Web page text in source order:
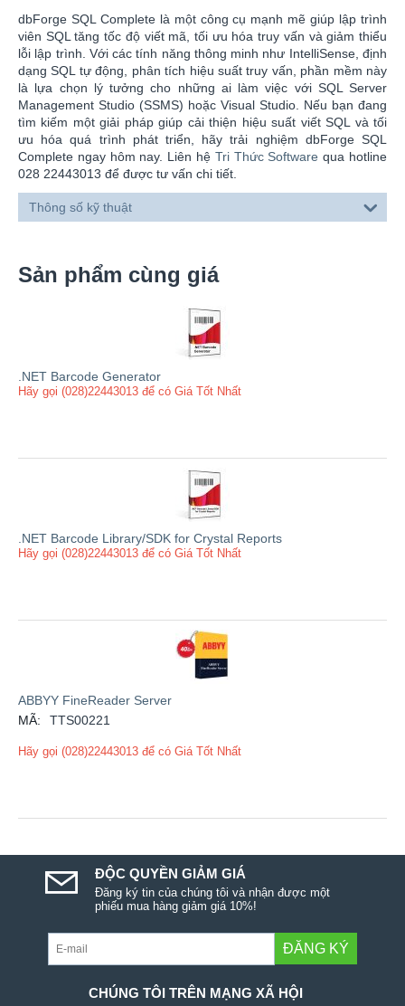
dbForge SQL Complete là một công cụ mạnh mẽ giúp lập trình
viên SQL tăng tốc độ viết mã, tối ưu hóa truy vấn và giảm thiểu
lỗi lập trình. Với các tính năng thông minh như IntelliSense, định
dạng SQL tự động, phân tích hiệu suất truy vấn, phần mềm này
là lựa chọn lý tưởng cho những ai làm việc với SQL Server
Management Studio (SSMS) hoặc Visual Studio. Nếu bạn đang
tìm kiếm một giải pháp giúp cải thiện hiệu suất viết SQL và tối
ưu hóa quá trình phát triển, hãy trải nghiệm dbForge SQL
Complete ngay hôm nay. Liên hệ Tri Thức Software qua hotline
028 22443013 để được tư vấn chi tiết.
Thông số kỹ thuật
Sản phẩm cùng giá
.NET Barcode Generator
Hãy gọi (028)22443013 để có Giá Tốt Nhất
.NET Barcode Library/SDK for Crystal Reports
Hãy gọi (028)22443013 để có Giá Tốt Nhất
ABBYY FineReader Server
MÃ:
TTS00221
Hãy gọi (028)22443013 để có Giá Tốt Nhất
ĐỘC QUYỀN GIẢM GIÁ
Đăng ký tin của chúng tôi và nhận được một
phiếu mua hàng giảm giá 10%!
ĐĂNG KÝ
CHÚNG TÔI TRÊN MẠNG XÃ HỘI